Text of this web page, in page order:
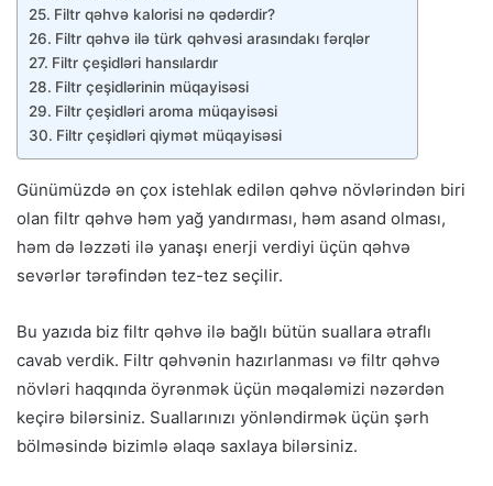
Filtr qəhvə kalorisi nə qədərdir?
Filtr qəhvə ilə türk qəhvəsi arasındakı fərqlər
Filtr çeşidləri hansılardır
Filtr çeşidlərinin müqayisəsi
Filtr çeşidləri aroma müqayisəsi
Filtr çeşidləri qiymət müqayisəsi
Günümüzdə ən çox istehlak edilən qəhvə növlərindən biri
olan filtr qəhvə həm yağ yandırması, həm asand olması,
həm də ləzzəti ilə yanaşı enerji verdiyi üçün qəhvə
sevərlər tərəfindən tez-tez seçilir.
Bu yazıda biz filtr qəhvə ilə bağlı bütün suallara ətraflı
cavab verdik. Filtr qəhvənin hazırlanması və filtr qəhvə
növləri haqqında öyrənmək üçün məqaləmizi nəzərdən
keçirə bilərsiniz. Suallarınızı yönləndirmək üçün şərh
bölməsində bizimlə əlaqə saxlaya bilərsiniz.